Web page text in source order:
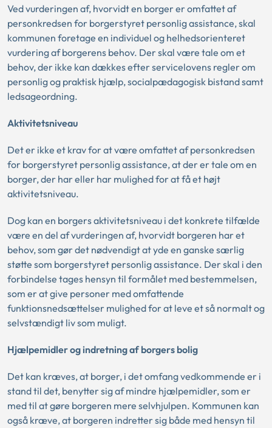
Ved vurderingen af, hvorvidt en borger er omfattet af
personkredsen for borgerstyret personlig assistance, skal
kommunen foretage en individuel og helhedsorienteret
vurdering af borgerens behov. Der skal være tale om et
behov, der ikke kan dækkes efter servicelovens regler om
personlig og praktisk hjælp, socialpædagogisk bistand samt
ledsageordning.
Aktivitetsniveau
Det er ikke et krav for at være omfattet af personkredsen
for borgerstyret personlig assistance, at der er tale om en
borger, der har eller har mulighed for at få et højt
aktivitetsniveau.
Dog kan en borgers aktivitetsniveau i det konkrete tilfælde
være en del af vurderingen af, hvorvidt borgeren har et
behov, som gør det nødvendigt at yde en ganske særlig
støtte som borgerstyret personlig assistance. Der skal i den
forbindelse tages hensyn til formålet med bestemmelsen,
som er at give personer med omfattende
funktionsnedsættelser mulighed for at leve et så normalt og
selvstændigt liv som muligt.
Hjælpemidler og indretning af borgers bolig
Det kan kræves, at borger, i det omfang vedkommende er i
stand til det, benytter sig af mindre hjælpemidler, som er
med til at gøre borgeren mere selvhjulpen. Kommunen kan
også kræve, at borgeren indretter sig både med hensyn til